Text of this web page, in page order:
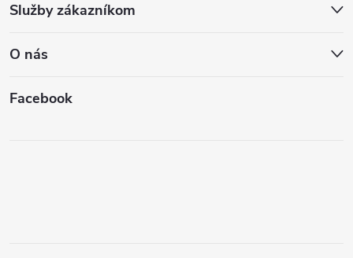
Služby zákazníkom
O nás
Facebook